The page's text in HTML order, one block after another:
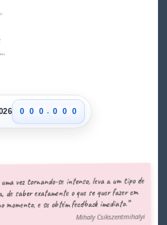
0
1
6
7
8
0
1
6
7
8
0
1
6
7
8
. 0
1
6
7
8
0
1
6
7
8
0
1
6
7
8
9
vez tornando-se intenso, leva a um tipo de
de saber exatamente o que se quer fazer em
momento, e se obtém feedback imediato.”
Mihaly Csikszentmihalyi